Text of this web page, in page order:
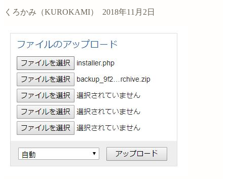
くろかみ（KUROKAMI） 2018年11月2日